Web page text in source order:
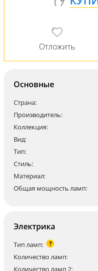
Основные
Страна:
Производитель:
Коллекция:
Вид:
Тип:
Стиль:
Материал:
Общая мощность ламп:
Электрика
Тип ламп: ?
Количество ламп:
Количество ламп 2: